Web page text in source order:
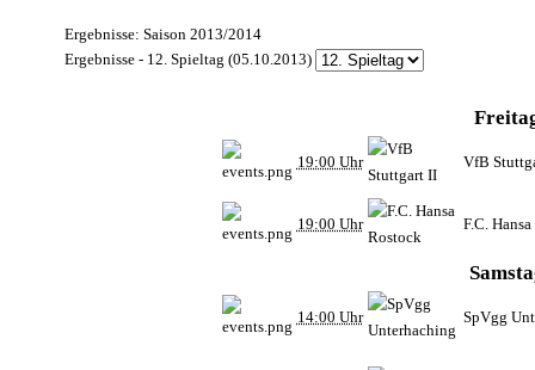
Ergebnisse: Saison 2013/2014
Ergebnisse - 12. Spieltag (05.10.2013)
19:00 Uhr VfB
19:00 Uhr F.C.
14:00 Uhr SpVgg